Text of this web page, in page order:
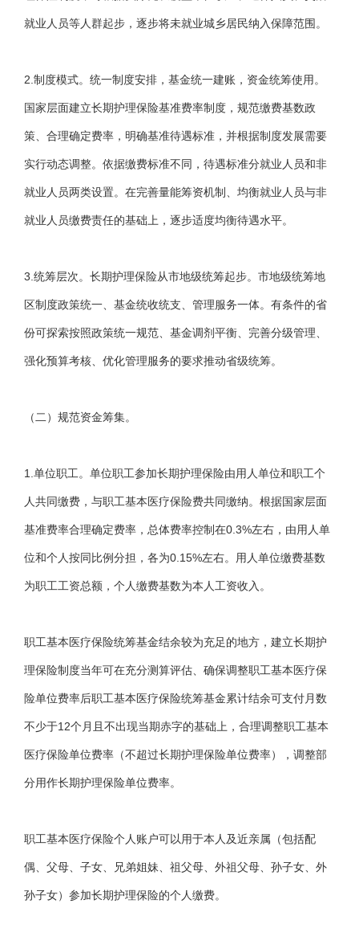
就业人员等人群起步，逐步将未就业城乡居民纳入保障范围。
2.制度模式。统一制度安排，基金统一建账，资金统筹使用。
国家层面建立长期护理保险基准费率制度，规范缴费基数政
策、合理确定费率，明确基准待遇标准，并根据制度发展需要
实行动态调整。依据缴费标准不同，待遇标准分就业人员和非
就业人员两类设置。在完善量能筹资机制、均衡就业人员与非
就业人员缴费责任的基础上，逐步适度均衡待遇水平。
3.统筹层次。长期护理保险从市地级统筹起步。市地级统筹地
区制度政策统一、基金统收统支、管理服务一体。有条件的省
份可探索按照政策统一规范、基金调剂平衡、完善分级管理、
强化预算考核、优化管理服务的要求推动省级统筹。
（二）规范资金筹集。
1.单位职工。单位职工参加长期护理保险由用人单位和职工个
人共同缴费，与职工基本医疗保险费共同缴纳。根据国家层面
基准费率合理确定费率，总体费率控制在0.3%左右，由用人单
位和个人按同比例分担，各为0.15%左右。用人单位缴费基数
为职工工资总额，个人缴费基数为本人工资收入。
职工基本医疗保险统筹基金结余较为充足的地方，建立长期护
理保险制度当年可在充分测算评估、确保调整职工基本医疗保
险单位费率后职工基本医疗保险统筹基金累计结余可支付月数
不少于12个月且不出现当期赤字的基础上，合理调整职工基本
医疗保险单位费率（不超过长期护理保险单位费率），调整部
分用作长期护理保险单位费率。
职工基本医疗保险个人账户可以用于本人及近亲属（包括配
偶、父母、子女、兄弟姐妹、祖父母、外祖父母、孙子女、外
孙子女）参加长期护理保险的个人缴费。